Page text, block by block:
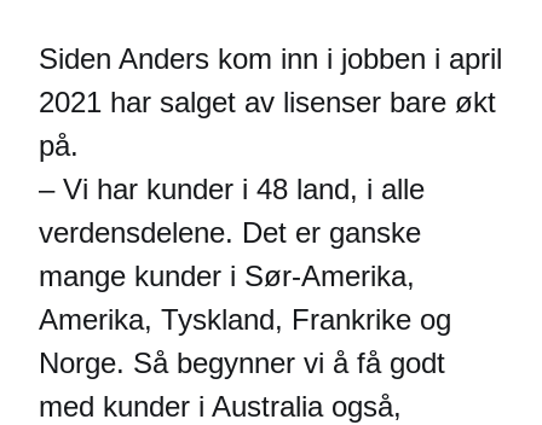
Siden Anders kom inn i jobben i april
2021 har salget av lisenser bare økt
på.
– Vi har kunder i 48 land, i alle
verdensdelene. Det er ganske
mange kunder i Sør-Amerika,
Amerika, Tyskland, Frankrike og
Norge. Så begynner vi å få godt
med kunder i Australia også,